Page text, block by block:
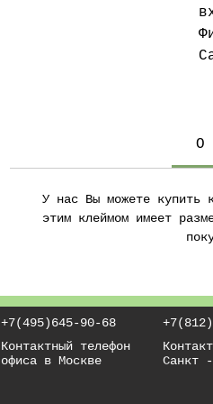
О
У нас Вы можете купить
этим клеймом имеет
+7(495)645-90-68
Контактный телефон
офиса в Москве
Санкт